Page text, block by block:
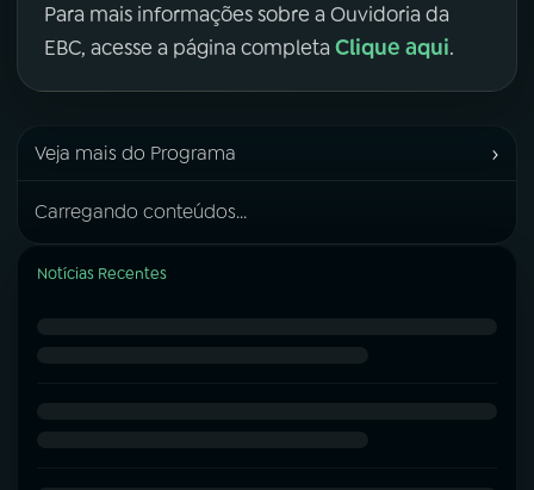
Para mais informações sobre a Ouvidoria da
EBC, acesse a página completa Clique aqui.
Veja mais do Programa ›
Carregando conteúdos...
Notícias Recentes